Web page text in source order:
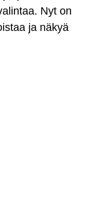
Nyt on
ja näkyä